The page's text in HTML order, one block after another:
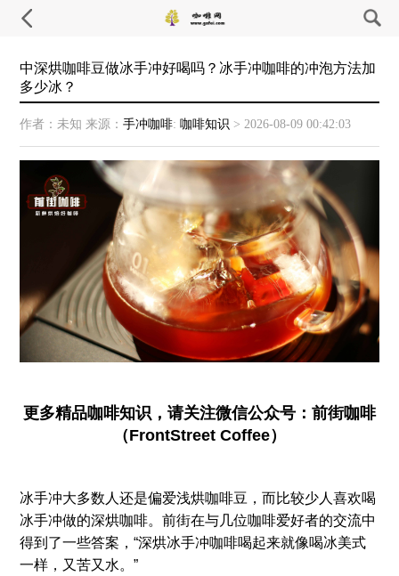
中深烘咖啡豆做冰手冲好喝吗？冰手冲咖啡的冲泡方法加
多少冰？
作者：未知 来源：手冲咖啡:咖啡知识 >2026-08-09 00:42:03
更多精品咖啡知识，请关注微信公众号：前街咖啡
（FrontStreet Coffee）
冰手冲大多数人还是偏爱浅烘咖啡豆，而比较少人喜欢喝
冰手冲做的深烘咖啡。前街在与几位咖啡爱好者的交流中
得到了一些答案，“深烘冰手冲咖啡喝起来就像喝冰美式
一样，又苦又水。”